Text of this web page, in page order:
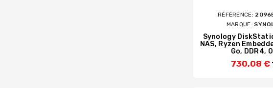
RÉFÉRENCE:
MARQUE:
Synology
NAS, Ryzen
Go, DDR4,
730,08 €